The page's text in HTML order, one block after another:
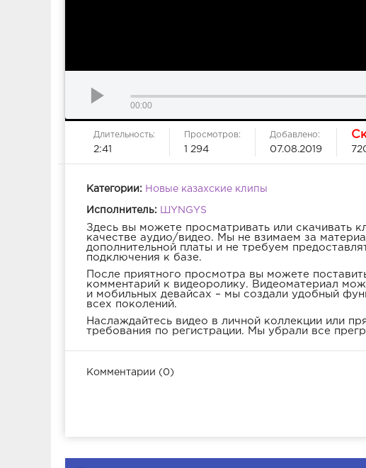
00:00
Длительность:
2:41
Просмотров:
1 294
Добавлено:
07.08.2019
Категории: Новые казахские клипы
Исполнитель: ШYNGYS
Здесь вы можете просматривать или скачивать
качестве аудио/видео. Мы не взимаем за
дополнительной платы и не требуем
подключения к базе.
После приятного просмотра вы можете
комментарий к видеоролику. Видеоматериал
и мобильных девайсах – мы создали удобный
всех поколений.
Наслаждайтесь видео в личной коллекции или
требования по регистрации. Мы убрали все
Комментарии (0)